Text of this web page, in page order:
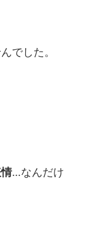
でした。
…なんだけ